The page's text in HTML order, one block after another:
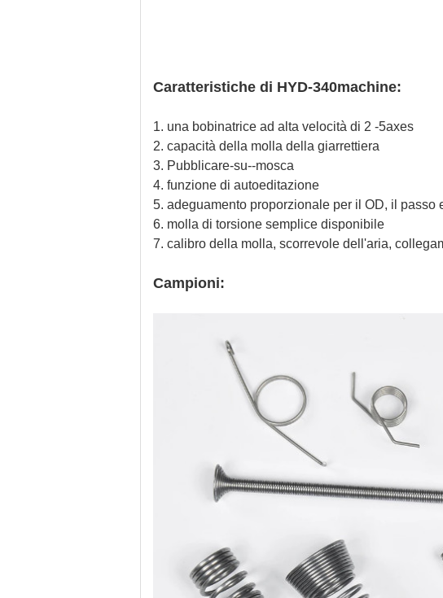
Caratteristiche di HYD-340machine:
1. una bobinatrice ad alta velocità di 2 -5axes
2. capacità della molla della giarrettiera
3. Pubblicare-su--mosca
4. funzione di autoeditazione
5. adeguamento proporzionale per il OD, il passo
6. molla di torsione semplice disponibile
7. calibro della molla, scorrevole dell'aria,
Campioni: